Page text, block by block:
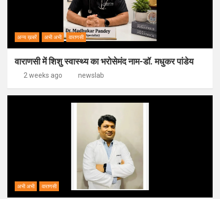
अन्य ख़बरें अभी अभी वाराणसी
वाराणसी में शिशु स्वास्थ्य का भरोसेमंद नाम-डॉ. मधुकर पांडेय
2 weeks ago newslab
अभी अभी वाराणसी